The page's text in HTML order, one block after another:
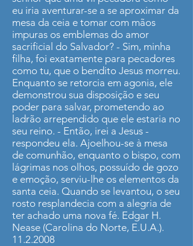
eu iria aventurar-se a se aproximar da
mesa da ceia e tomar com mãos
impuras os emblemas do amor
sacrificial do Salvador? - Sim, minha
filha, foi exatamente para pecadores
como tu, que o bendi­to Jesus morreu.
Enquanto se retorcia em agonia, ele
demonstrou sua dispo­sição e seu
poder para salvar, prometendo ao
ladrão arrependido que ele es­taria no
seu reino. - Então, irei a Jesus -
respondeu ela. Ajoelhou-se à mesa
de comunhão, enquanto o bispo, com
lágrimas nos olhos, possuído de gozo
e emoção, serviu-lhe os elementos da
santa ceia. Quando se levantou, o seu
rosto resplandecia com a alegria de
ter achado uma nova fé. Edgar H.
Nease (Carolina do Norte, E.U.A.).
11.2.2008